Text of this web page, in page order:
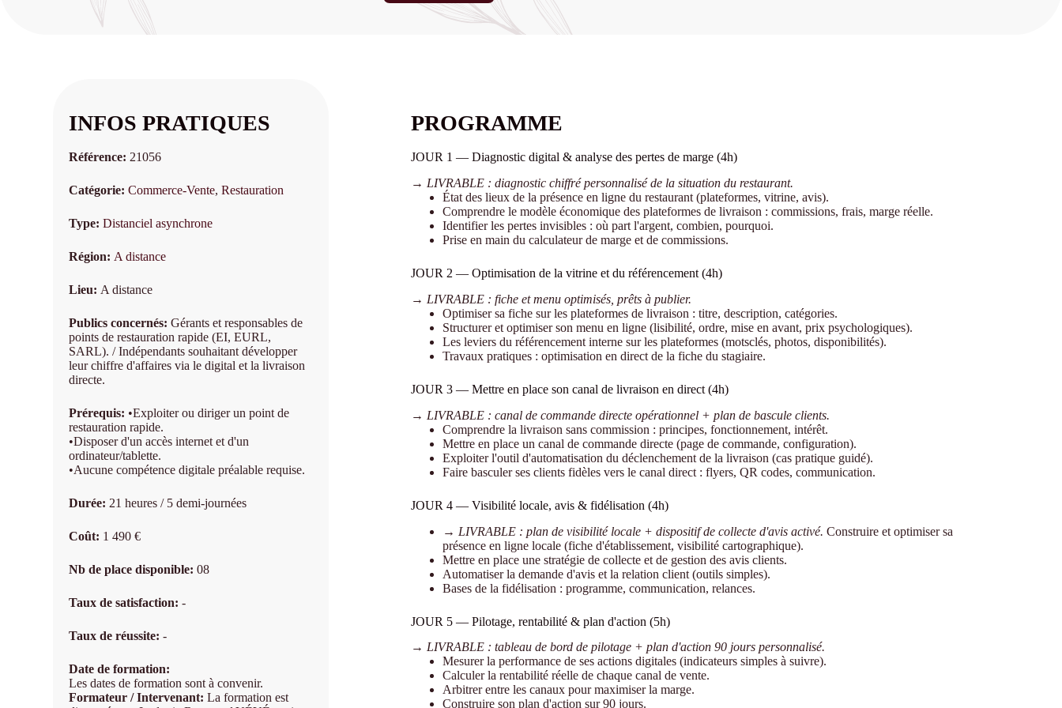
INFOS PRATIQUES
Référence: 21056
Catégorie:Commerce-Vente,Restauration
Type:Distanciel asynchrone
Région: A distance
Lieu: A distance
Publics concernés:Gérants et responsables de
points de restauration rapide (EI, EURL,
SARL). / Indépendants souhaitant développer
leur chiffre d'affaires via le digital et la livraison
directe.
Prérequis: •Exploiter ou diriger un point de
restauration rapide.
•Disposer d'un accès internet et d'un
ordinateur/tablette.
•Aucune compétence digitale préalable requise.
Durée: 21 heures / 5 demi-journées
Coût: 1 490 €
Nb de place disponible:08
Taux de satisfaction:-
Taux de réussite:-
Date de formation:
Les dates de formation sont à convenir.
Formateur / Intervenant:La formation est
PROGRAMME
JOUR 1 — Diagnostic digital & analyse des pertes de marge (4h)
→ LIVRABLE : diagnostic chiffré personnalisé de la situation du restaurant.
État des lieux de la présence en ligne du restaurant (plateformes, vitrine, avis).
Comprendre le modèle économique des plateformes de livraison : commissions, frais, marge réelle.
Identifier les pertes invisibles : où part l'argent, combien, pourquoi.
Prise en main du calculateur de marge et de commissions.
JOUR 2 — Optimisation de la vitrine et du référencement (4h)
→ LIVRABLE : fiche et menu optimisés, prêts à publier.
Optimiser sa fiche sur les plateformes de livraison : titre, description, catégories.
Structurer et optimiser son menu en ligne (lisibilité, ordre, mise en avant, prix psychologiques).
Les leviers du référencement interne sur les plateformes (motsclés, photos, disponibilités).
Travaux pratiques : optimisation en direct de la fiche du stagiaire.
JOUR 3 — Mettre en place son canal de livraison en direct (4h)
→ LIVRABLE : canal de commande directe opérationnel + plan de bascule clients.
Comprendre la livraison sans commission : principes, fonctionnement, intérêt.
Mettre en place un canal de commande directe (page de commande, configuration).
Exploiter l'outil d'automatisation du déclenchement de la livraison (cas pratique guidé).
Faire basculer ses clients fidèles vers le canal direct : flyers, QR codes, communication.
JOUR 4 — Visibilité locale, avis & fidélisation (4h)
→ LIVRABLE : plan de visibilité locale + dispositif de collecte d'avis activé. Construire et optimiser sa
présence en ligne locale (fiche d'établissement, visibilité cartographique).
Mettre en place une stratégie de collecte et de gestion des avis clients.
Automatiser la demande d'avis et la relation client (outils simples).
Bases de la fidélisation : programme, communication, relances.
JOUR 5 — Pilotage, rentabilité & plan d'action (5h)
→ LIVRABLE : tableau de bord de pilotage + plan d'action 90 jours personnalisé.
Mesurer la performance de ses actions digitales (indicateurs simples à suivre).
Calculer la rentabilité réelle de chaque canal de vente.
Arbitrer entre les canaux pour maximiser la marge.
Construire son plan d'action sur 90 jours.